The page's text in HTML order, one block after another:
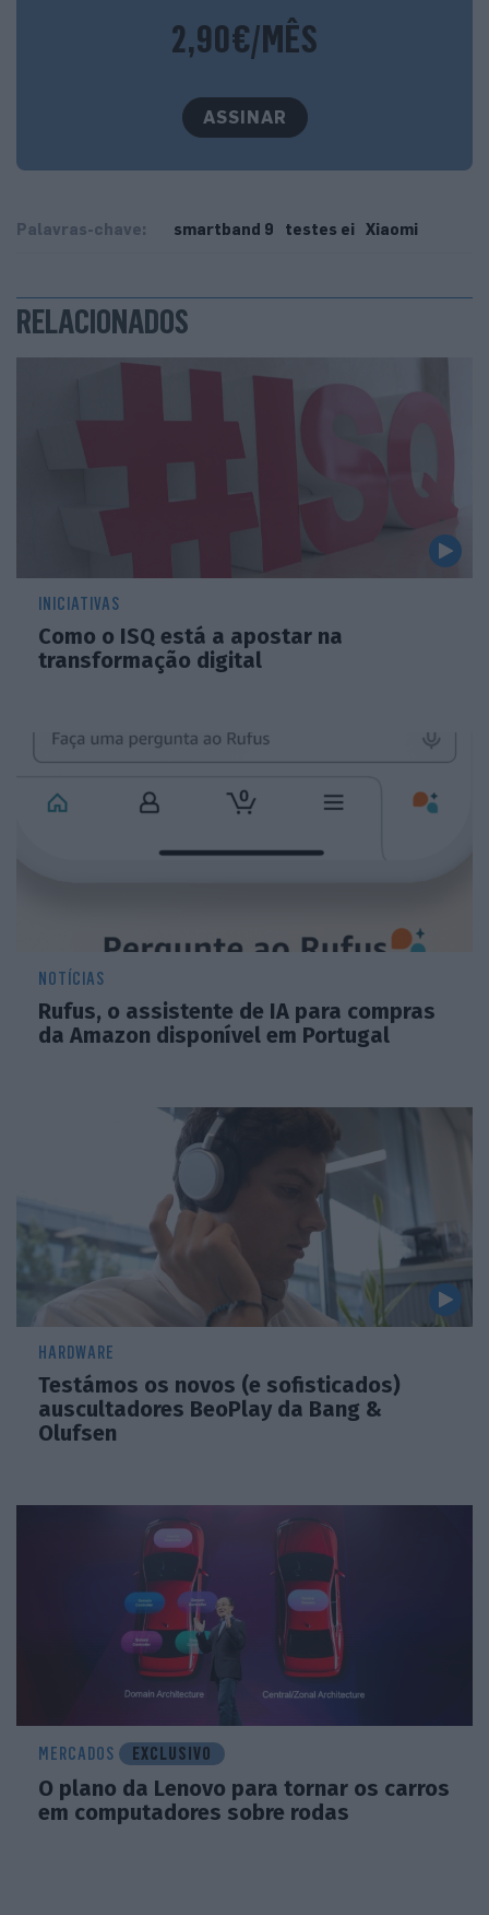
tirámos durante vários dias, pois sentimo-nos sempre à
Além da bracelete em silicone, disponível em cinco cores
diferentes, existem mais opções à escolha (vendidas
separadamente) para um ‘look’ personalizado
2,90€/MÊS
ASSINAR
Palavras-chave: smartband 9 testes ei Xiaomi
RELACIONADOS
INICIATIVAS
Como o ISQ está a apostar na
transformação digital
NOTÍCIAS
Rufus, o assistente de IA para compras
da Amazon disponível em Portugal
HARDWARE
Testámos os novos (e sofisticados)
auscultadores BeoPlay da Bang &
Olufsen
MERCADOS EXCLUSIVO
O plano da Lenovo para tornar os carros
em computadores sobre rodas